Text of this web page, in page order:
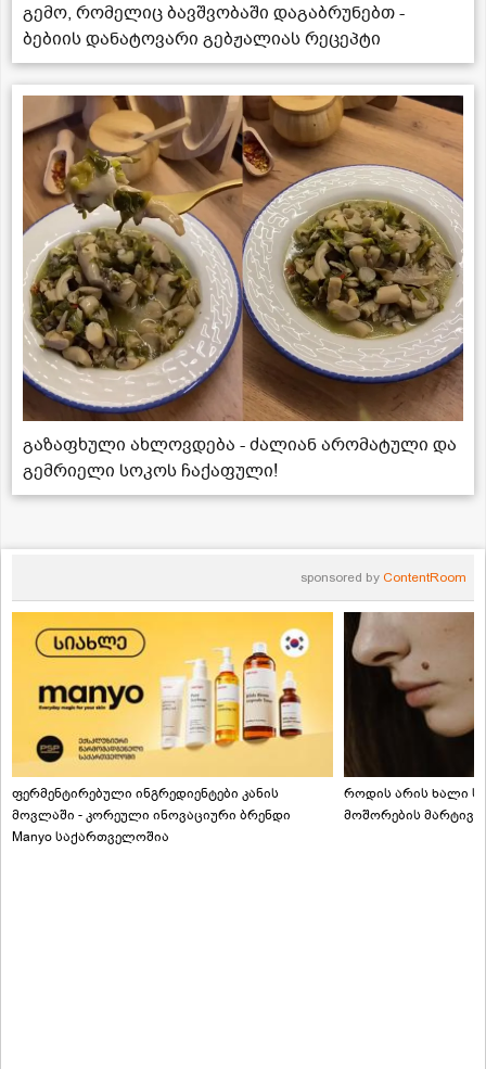
გემო, რომელიც ბავშვობაში დაგაბრუნებთ -
ბებიის დანატოვარი გებჟალიას რეცეპტი
გაზაფხული ახლოვდება - ძალიან არომატული და
გემრიელი სოკოს ჩაქაფული!
sponsored by ContentRoom
ფერმენტირებული ინგრედიენტები კანის
მოვლაში - კორეული ინოვაციური ბრენდი
Manyo საქართველოშია
როდის არის ხალი
მოშორების